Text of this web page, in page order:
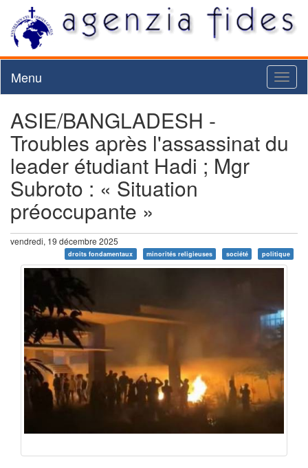
Menu
ASIE/BANGLADESH -
Troubles après l'assassinat du
leader étudiant Hadi ; Mgr
Subroto : « Situation
préoccupante »
vendredi, 19 décembre 2025
droits fondamentaux minorités religieuses société politique